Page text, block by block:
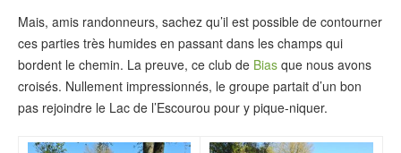
Mais, amis randonneurs, sachez qu’il est possible de contourner
ces parties très humides en passant dans les champs qui
bordent le chemin. La preuve, ce club de Bias que nous avons
croisés. Nullement impressionnés, le groupe partait d’un bon
pas rejoindre le Lac de l’Escourou pour y pique-niquer.